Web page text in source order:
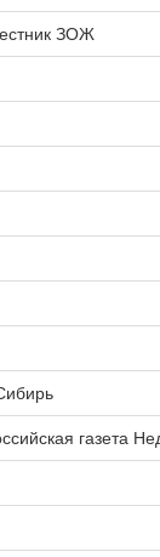
ЗОЖ
газета